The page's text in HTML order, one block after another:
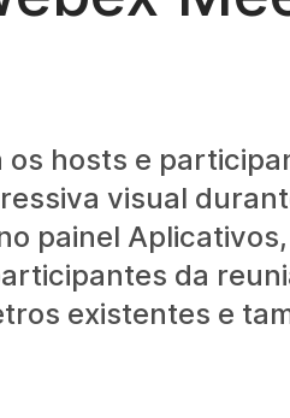
hosts e
visual
painel
da
existentes e